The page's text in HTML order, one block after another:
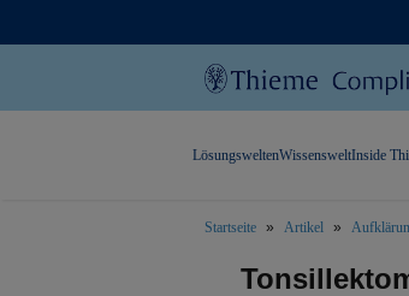
LösungsweltenWissensweltInside
Startseite Artikel